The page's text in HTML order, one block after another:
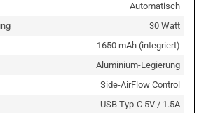
Automatisch
30 Watt
1650 mAh (integriert)
Aluminium-Legierung
Side-AirFlow Control
USB Typ-C 5V / 1.5A